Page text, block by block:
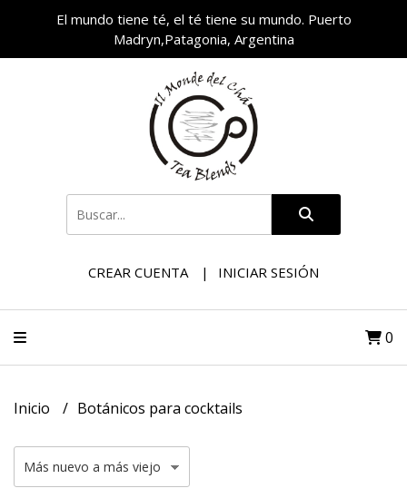
El mundo tiene té, el té tiene su mundo. Puerto
Madryn,Patagonia, Argentina
CREAR CUENTA INICIAR SESIÓN
0
Inicio Botánicos para cocktails